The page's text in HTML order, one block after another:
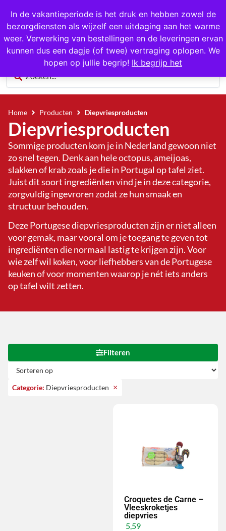
In de vakantieperiode is het druk en hebben zowel de
bezorgdiensten als wijzelf een uitdaging aan het warme
weer. Verwerking van bestellingen en de leveringen ervan
kunnen dus een dagje (of twee) vertraging oplopen. We
hopen op jullie begrip! Ik begrijp het
1000+ producten op voorraad
0
Home Producten Diepvriesproducten
Diepvriesproducten
Sommige producten kom je in Nederland gewoon niet
zo snel tegen. Denk aan hele octopus, ameijoas,
slakken of krab zoals je die in Portugal op tafel ziet.
Juist dit soort ingrediënten vind je in deze categorie,
zorgvuldig ingevroren zodat ze hun smaak en
structuur behouden.
Deze Portugese diepvriesproducten zijn er niet alleen
voor gemak, maar vooral om je toegang te geven tot
ingrediënten die normaal lastig te krijgen zijn. Voor
wie zelf wil koken, voor liefhebbers van de Portugese
keuken of voor momenten waarop je nét iets anders
op tafel wilt zetten.
Filteren
Categorie: Diepvriesproducten ×
Croquetes de Carne –
Vleeskroketjes
diepvries
5,59